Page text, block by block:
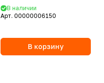
В наличии
Арт. 00000006150
В корзину